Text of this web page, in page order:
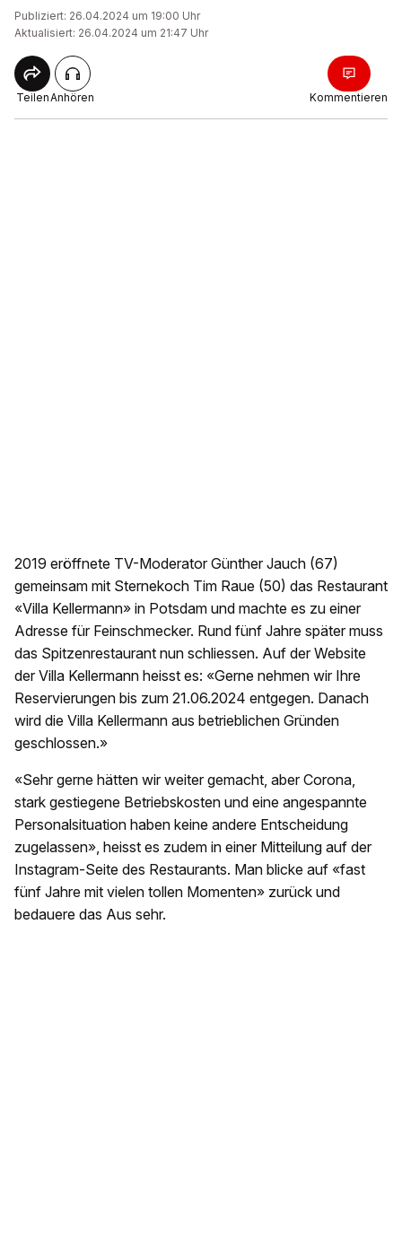
Publiziert: 26.04.2024 um 19:00 Uhr
Aktualisiert: 26.04.2024 um 21:47 Uhr
TeilenAnhören Kommentieren
2019 eröffnete TV-Moderator Günther Jauch (67)
gemeinsam mit Sternekoch Tim Raue (50) das Restaurant
«Villa Kellermann» in Potsdam und machte es zu einer
Adresse für Feinschmecker. Rund fünf Jahre später muss
das Spitzenrestaurant nun schliessen. Auf der Website
der Villa Kellermann heisst es: «Gerne nehmen wir Ihre
Reservierungen bis zum 21.06.2024 entgegen. Danach
wird die Villa Kellermann aus betrieblichen Gründen
geschlossen.»
«Sehr gerne hätten wir weiter gemacht, aber Corona,
stark gestiegene Betriebskosten und eine angespannte
Personalsituation haben keine andere Entscheidung
zugelassen», heisst es zudem in einer Mitteilung auf der
Instagram-Seite des Restaurants. Man blicke auf «fast
fünf Jahre mit vielen tollen Momenten» zurück und
bedauere das Aus sehr.